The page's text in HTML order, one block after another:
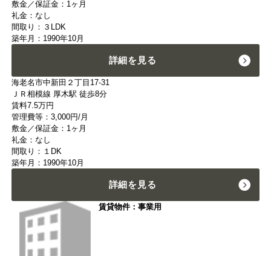
敷金／保証金：1ヶ月
礼金：なし
間取り：３LDK
築年月：1990年10月
詳細を見る
海老名市中新田２丁目17-31
ＪＲ相模線 厚木駅 徒歩8分
賃料7.5万円
管理費等：3,000円/月
敷金／保証金：1ヶ月
礼金：なし
間取り：１DK
築年月：1990年10月
詳細を見る
賃貸物件：事業用